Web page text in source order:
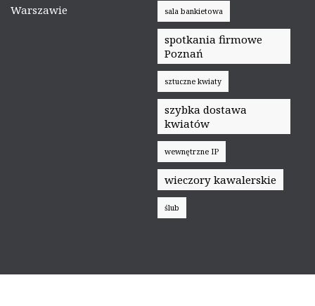
Warszawie
sala bankietowa
spotkania firmowe
Poznań
sztuczne kwiaty
szybka dostawa
kwiatów
wewnętrzne IP
wieczory kawalerskie
ślub